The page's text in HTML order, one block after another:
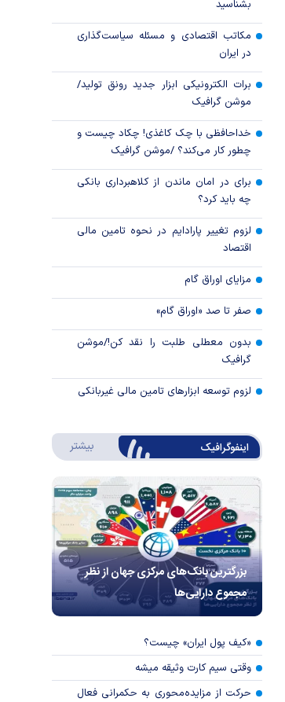
قیمت دلار و یورو مرکز مبادله ایران؛
امروز پنجشنبه ۱۵ مرداد ۱۴۰۵
سقوط ارزهای صادراتی در سیاهچاله
کارت‌های بازرگانی
بشناسید
مکاتب اقتصادی و مسئله سیاست‌گذاری
در ایران
برات الکترونیکی ابزار جدید رونق تولید/
موشن گرافیک
خداحافظی با چک کاغذی! چکاد چیست و
چطور کار می‌کند؟ /موشن گرافیک
برای در امان ماندن از کلاهبرداری بانکی
چه باید کرد؟
لزوم تغییر پارادایم در نحوه تامین مالی
اقتصاد
مزایای اوراق گام
صفر تا صد «اوراق گام»
بدون معطلی طلبت را نقد کن!/موشن
گرافیک
لزوم توسعه ابزارهای تامین مالی غیربانکی
اینفوگرافیک بیشتر درباره اینفوگرافیک
بزرگترین بانک‌های مرکزی جهان از نظر
مجموع دارایی‌ها
«کیف پول ایران» چیست؟
وقتی سیم کارت وثیقه میشه
حرکت از مزایده‌محوری به حکمرانی فعال